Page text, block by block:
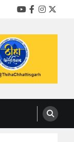
YouTube
Facebook